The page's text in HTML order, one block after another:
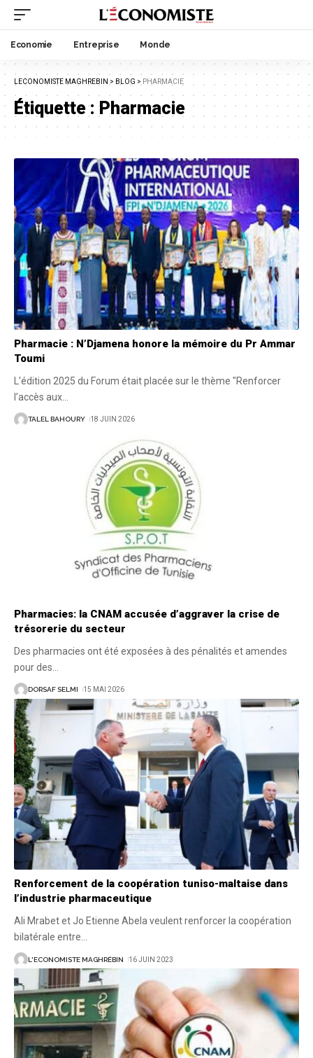
Economie Entreprise Monde
LECONOMISTE MAGHREBIN > BLOG > PHARMACIE
Étiquette :Pharmacie
Pharmacie : N’Djamena honore la mémoire du Pr Ammar
Toumi
L'édition 2025 du Forum était placée sur le thème "Renforcer
l’accès aux
TALEL BAHOURY 18 JUIN 2026
Pharmacies: la CNAM accusée d’aggraver la crise de
trésorerie du secteur
Des pharmacies ont été exposées à des pénalités et amendes
pour des
DORSAF SELMI 15 MAI 2026
Renforcement de la coopération tuniso-maltaise dans
l’industrie pharmaceutique
Ali Mrabet et Jo Etienne Abela veulent renforcer la coopération
bilatérale entre…
L'ECONOMISTE MAGHRÉBIN 16 JUIN 2023